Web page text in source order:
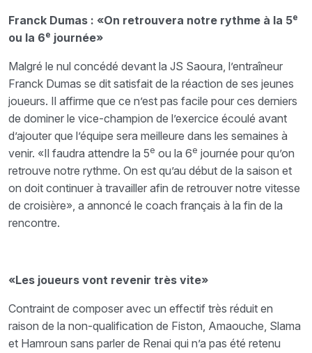
Franck Dumas : «On retrouvera notre rythme à la 5e
ou la 6e journée»
Malgré le nul concédé devant la JS Saoura, l’entraîneur
Franck Dumas se dit satisfait de la réaction de ses jeunes
joueurs. Il affirme que ce n’est pas facile pour ces derniers
de dominer le vice-champion de l’exercice écoulé avant
d’ajouter que l’équipe sera meilleure dans les semaines à
venir. «Il faudra attendre la 5e ou la 6e journée pour qu’on
retrouve notre rythme. On est qu’au début de la saison et
on doit continuer à travailler afin de retrouver notre vitesse
de croisière», a annoncé le coach français à la fin de la
rencontre.
«Les joueurs vont revenir très vite»
Contraint de composer avec un effectif très réduit en
raison de la non-qualification de Fiston, Amaouche, Slama
et Hamroun sans parler de Renai qui n’a pas été retenu